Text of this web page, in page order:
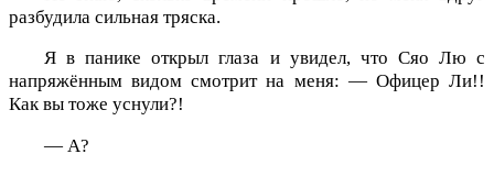
разбудила сильная тряска.
Я в панике открыл глаза и увидел, что Сяо Лю с
напряжённым видом смотрит на меня: — Офицер Ли!!
Как вы тоже уснули?!
— А?